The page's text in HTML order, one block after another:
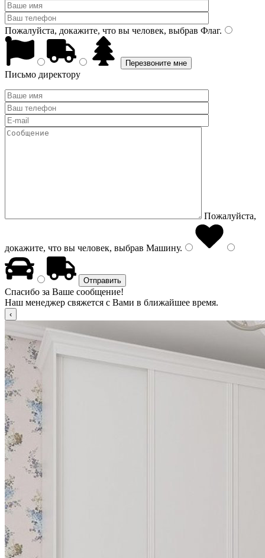
Пожалуйста, докажите, что вы человек, выбрав Флаг.
Письмо директору
Пожалуйста,
докажите, что вы человек, выбрав Машину.
Спасибо за Ваше сообщение!
Наш менеджер свяжется с Вами в ближайшее время.